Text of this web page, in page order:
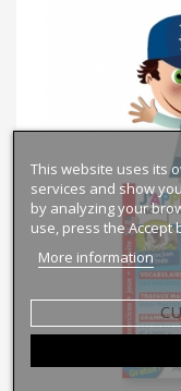
This website uses its
services and show
by analyzing your
use, press the Accept
More information